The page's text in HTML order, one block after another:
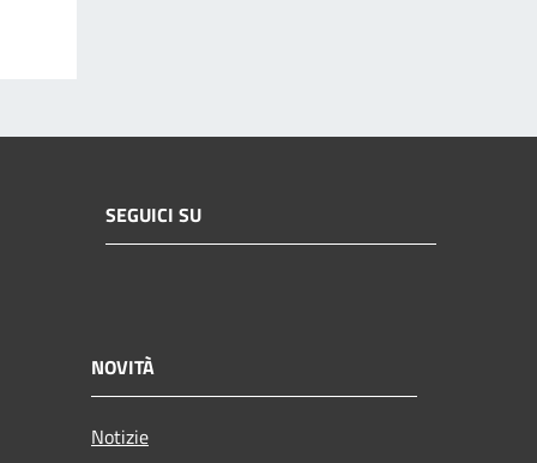
SEGUICI SU
NOVITÀ
Notizie